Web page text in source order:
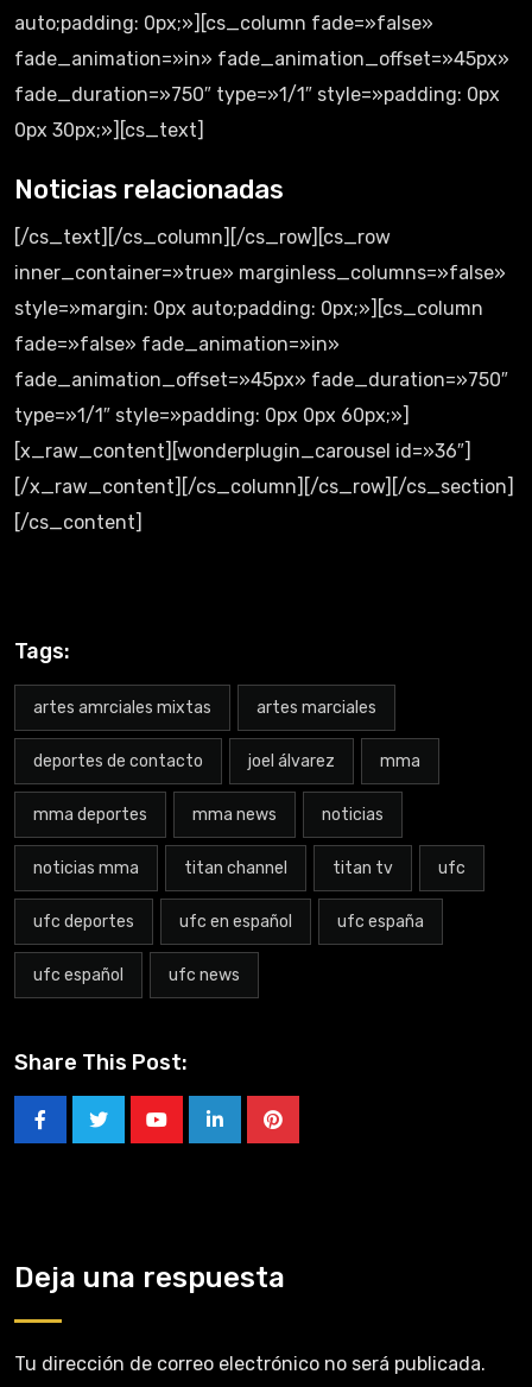
auto;padding: 0px;»][cs_column fade=»false»
fade_animation=»in» fade_animation_offset=»45px»
fade_duration=»750″ type=»1/1″ style=»padding: 0px
0px 30px;»][cs_text]
Noticias relacionadas
[/cs_text][/cs_column][/cs_row][cs_row
inner_container=»true» marginless_columns=»false»
style=»margin: 0px auto;padding: 0px;»][cs_column
fade=»false» fade_animation=»in»
fade_animation_offset=»45px» fade_duration=»750″
type=»1/1″ style=»padding: 0px 0px 60px;»]
[x_raw_content][wonderplugin_carousel id=»36″]
[/x_raw_content][/cs_column][/cs_row][/cs_section]
[/cs_content]
Tags:
artes amrciales mixtas artes marciales
deportes de contacto joel álvarez mma
mma deportes mma news noticias
noticias mma titan channel titan tv ufc
ufc deportes ufc en español ufc españa
ufc español ufc news
Share This Post:
Deja una respuesta
Tu dirección de correo electrónico no será publicada.